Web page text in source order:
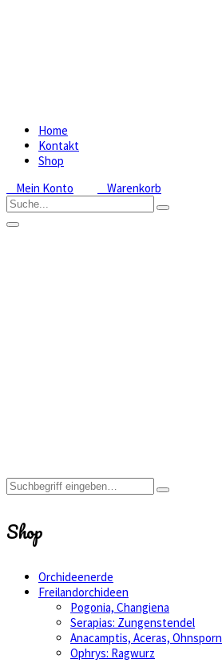
Home
Kontakt
Shop
Mein Konto
Warenkorb
Shop
Orchideenerde
Freilandorchideen
Pogonia, Changiena
Serapias: Zungenstendel
Anacamptis, Aceras, Ohnsporn
Ophrys: Ragwurz